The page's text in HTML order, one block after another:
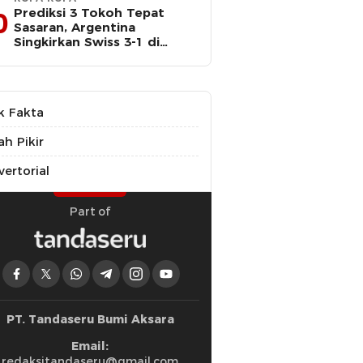
Prediksi 3 Tokoh Tepat
Sasaran, Argentina
Singkirkan Swiss 3-1 di
Fakta
Pikir
Part of
PT. Tandaseru Bumi Aksara
Email: